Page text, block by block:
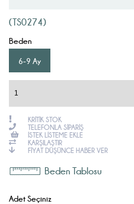
(TS0274)
Beden
6-9 Ay
KRITIK STOK
TELEFONLA SIPARIŞ
İSTEK LISTEME EKLE
KARŞILAŞTIR
FIYAT DÜŞÜNCE HABER VER
Beden Tablosu
Adet Seçiniz